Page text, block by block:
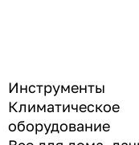
Инструменты
Климатическое
оборудование